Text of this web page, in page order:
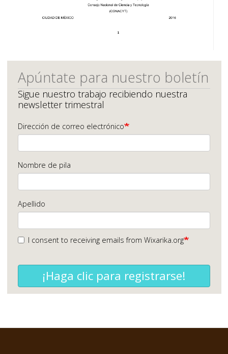
Apúntate para nuestro boletín
Sigue nuestro trabajo recibiendo nuestra
newsletter trimestral
Dirección de correo electrónico
Nombre de pila
Apellido
I consent to receiving emails from Wixarika.org
¡Haga clic para registrarse!